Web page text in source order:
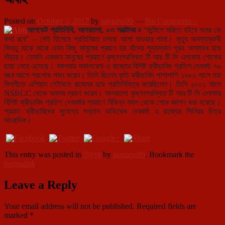
Posted on October 3, 2017 by santanu99 — No Comments ↓
আপডেট প্রতিনিধি, আগরতলা, ০৩ অক্টোবর ৷৷ “জন্মিলে মরিতে হইবে অমর কে
কথা রবে” – সেই হিসেবে প্রতিনিয়ত চলছে আশা যাওয়ার পালা। মৃত্যু অবশ্যম্ভাবী
কিন্তু মাঝে মাঝে এমন কিছু মানুষের প্রয়াণ হয় যাঁদের শূন্যস্থান পূরন অসম্ভব হয়ে
দাঁড়ায়। তেমনি একজন মানুষের প্রয়াণে কৃষ্ণনগরস্থিত টি আর টি সি এলাকায় শোকের
ছায়া নেমে এসেছে। মঙ্গলবার সকালবেলা এ রাজ্যের বিশিষ্ট ক্রীড়াবিদ প্রতিশ দেববর্মা ৭৬
বছর বয়সে পরলোক গমন করেন। তিনি ছিলেন কৃতি ক্রীড়াবিদ পাশাপাশি ১৯৮২ সালে নয়া
দিল্লীতে এশিয়ান গেইমসে রাজ্যের হয়ে প্রতিনিধিত্ব করেছিলেন। তিনি ২০০১ সালে
NSRCC থেকে অবসর গ্রহণ করেন। আগরতলা কৃষ্ণনগরস্থিত টি আর টি সি এলাকার
বিশিষ্ট ক্রীড়াবিদ প্রতিশ দেববর্মার প্রয়াণে বিভিন্ন মহল থেকে শোক জ্ঞাপন করা হয়েছে।
প্রয়াত ক্রীড়াবিদের সুযোগ্য সন্তান অভিষেক দেববর্মা এ রাজ্যের সিনিয়র চিত্র
সাংবাদিক।
This entry was posted in ত্রিপুরা by santanu99. Bookmark the
permalink.
Leave a Reply
Your email address will not be published. Required fields are
marked *